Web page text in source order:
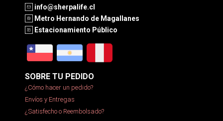
info@sherpalife.cl
Metro Hernando de Magallanes
Estacionamiento Público
SOBRE TU PEDIDO
¿Cómo hacer un pedido?
Envíos y Entregas
¿Satisfecho o Reembolsado?